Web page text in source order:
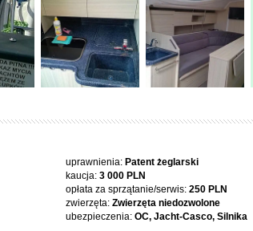
uprawnienia: Patent żeglarski
kaucja: 3 000 PLN
opłata za sprzątanie/serwis: 250 PLN
zwierzęta: Zwierzęta niedozwolone
ubezpieczenia: OC, Jacht-Casco, Silnika